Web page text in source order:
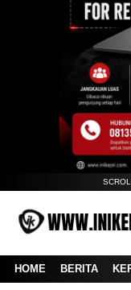
HOME BERITA